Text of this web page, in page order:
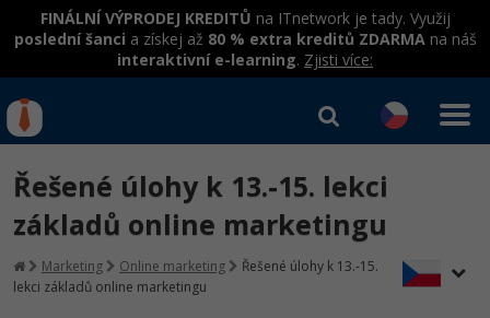
FINÁLNÍ VÝPRODEJ KREDITŮ na ITnetwork je tady. Využij
poslední šanci a získej až 80 % extra kreditů ZDARMAna náš
interaktivní e-learning. Zjisti více:
IT kurzy
Rekvalifikace a kurzy
hrazené úřadem práce
Workshopy zdarma
IT e-learning
Kurzy IT profesí
Junior programátor
Přihlásit se| Registrovat
Řešené úlohy k 13.-15. lekci
základů online marketingu
Marketing Online marketing
Řešené úlohy k 13.-15.
lekci základů online marketingu